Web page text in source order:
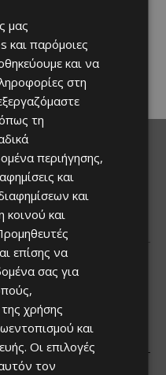
από τις πιο γευστικές
του καλοκαιριού
στα Λεύκαρα,
μικρούς και
να απολαύσουν
μας
και παρόμοιες
και να
στη
τη
περιήγησης,
και
και
και
επίσης να
σας για
χρήσης
και
Οι επιλογές
τον